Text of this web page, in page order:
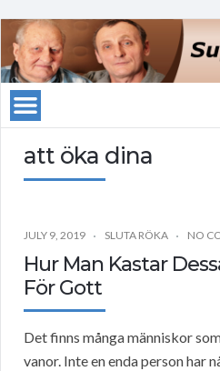
att öka dina
JULY 9, 2019 SLUTA RÖKA NO
Hur Man Kastar
För Gott
Det finns många människor
vanor. Inte en enda person har